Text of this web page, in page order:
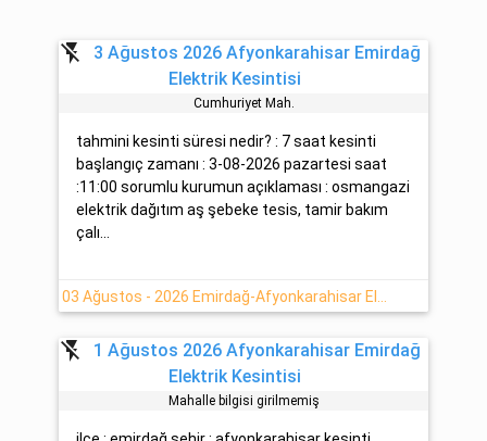
flash_off
3 Ağustos 2026 Afyonkarahisar Emirdağ
Elektrik Kesintisi
Cumhuri̇yet Mah.
tahmini kesinti süresi nedir? : 7 saat kesinti
başlangıç zamanı : 3-08-2026 pazartesi saat
:11:00 sorumlu kurumun açıklaması : osmangazi
elektrik dağıtım aş şebeke tesis, tamir bakım
çalı...
flash_off
1 Ağustos 2026 Afyonkarahisar Emirdağ
Elektrik Kesintisi
Mahalle bilgisi girilmemiş